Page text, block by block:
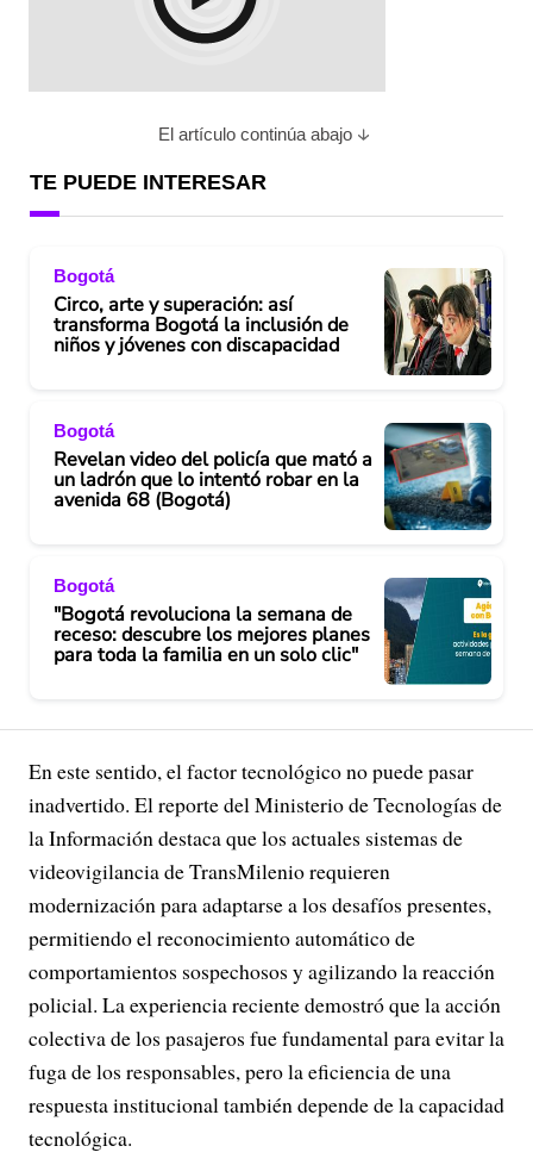
El artículo continúa abajo
TE PUEDE INTERESAR
Bogotá
Circo, arte y superación: así
transforma Bogotá la inclusión de
niños y jóvenes con discapacidad
Bogotá
Revelan video del policía que mató a
un ladrón que lo intentó robar en la
avenida 68 (Bogotá)
Bogotá
"Bogotá revoluciona la semana de
receso: descubre los mejores planes
para toda la familia en un solo clic"
En este sentido, el factor tecnológico no puede pasar
inadvertido. El reporte del Ministerio de Tecnologías de
la Información destaca que los actuales sistemas de
videovigilancia de TransMilenio requieren
modernización para adaptarse a los desafíos presentes,
permitiendo el reconocimiento automático de
comportamientos sospechosos y agilizando la reacción
policial. La experiencia reciente demostró que la acción
colectiva de los pasajeros fue fundamental para evitar la
fuga de los responsables, pero la eficiencia de una
respuesta institucional también depende de la capacidad
tecnológica.